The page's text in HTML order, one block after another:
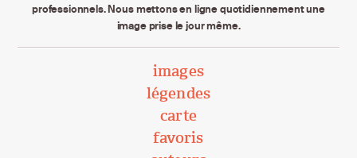
professionnels. Nous mettons en ligne quotidiennement une
image prise le jour même.
images
légendes
carte
favoris